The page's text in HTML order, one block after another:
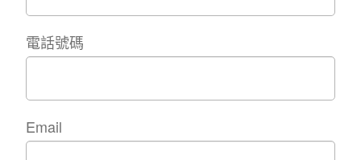
電話號碼
Email